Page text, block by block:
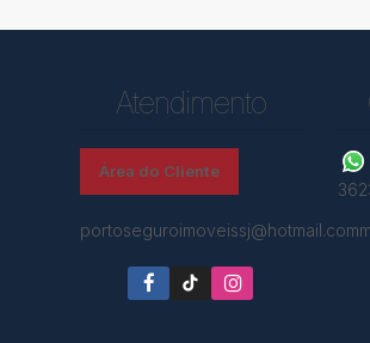
Atendimento
Área do Cliente
portoseguroimoveissj@hotmail.com